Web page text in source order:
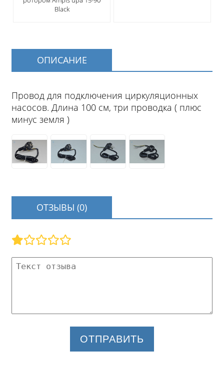
Black
ОПИСАНИЕ
Провод для подключения циркуляционных
насосов. Длина 100 см, три проводка ( плюс
минус земля )
ОТЗЫВЫ (0)
ОТПРАВИТЬ